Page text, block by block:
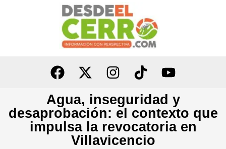
Agua, inseguridad y
desaprobación: el contexto que
impulsa la revocatoria en
Villavicencio